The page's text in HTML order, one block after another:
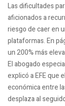
Las dificultades
aficionados a
riesgo de caer en
plataformas. En
un 200% más
El abogado
explicó a EFE que
económica entre
desplaza al